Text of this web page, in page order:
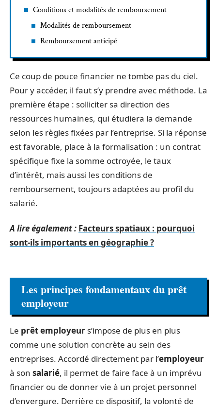
Conditions et modalités de remboursement
Modalités de remboursement
Remboursement anticipé
Ce coup de pouce financier ne tombe pas du ciel.
Pour y accéder, il faut s’y prendre avec méthode. La
première étape : solliciter sa direction des
ressources humaines, qui étudiera la demande
selon les règles fixées par l’entreprise. Si la réponse
est favorable, place à la formalisation : un contrat
spécifique fixe la somme octroyée, le taux
d’intérêt, mais aussi les conditions de
remboursement, toujours adaptées au profil du
salarié.
A lire également : Facteurs spatiaux : pourquoi
sont-ils importants en géographie ?
Les principes fondamentaux du prêt
employeur
Le prêt employeur s’impose de plus en plus
comme une solution concrète au sein des
entreprises. Accordé directement par l’employeur
à son salarié, il permet de faire face à un imprévu
financier ou de donner vie à un projet personnel
d’envergure. Derrière ce dispositif, la volonté de